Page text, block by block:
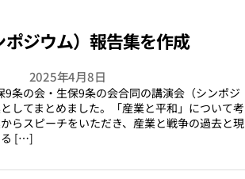
ジウム）報告集を作成
2025年4月8日
条の会・生保9条の会合同の講演会（シンポジ
してまとめました。「産業と平和」について考
らスピーチをいただき、産業と戦争の過去と現
る […]